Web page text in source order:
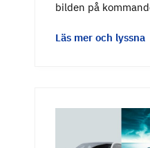
bilden på
Läs mer och lyssna